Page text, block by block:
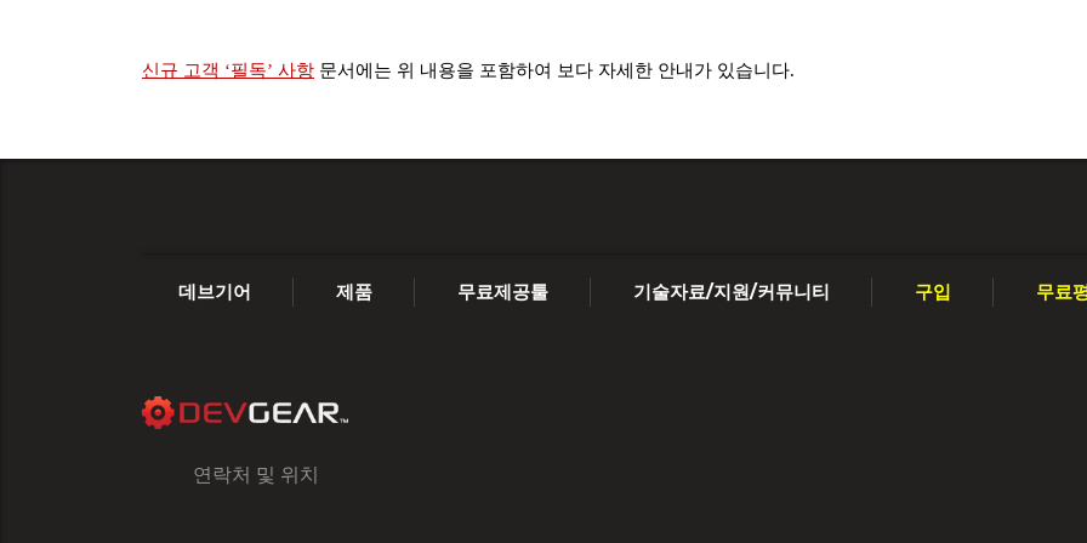
신규 고객 ‘필독’ 사항 문서에는 위 내용을 포함하여 보다 자세한 안내가 있습니다.
데브기어 제품 무료제공툴 기술자료/지원/커뮤니티 구입 무료
연락처 및 위치